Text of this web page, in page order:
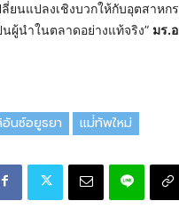
ลี่ยนแปลงเชิงบวกให้กับอุตสาห
นผู้นำในตลาดอย่างแท้จริง” มร.
นซ์อยูธยา แม่่ทัพใหม่